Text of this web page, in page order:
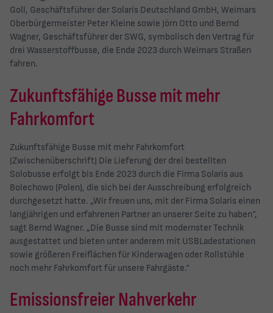
Goll, Geschäftsführer der Solaris Deutschland GmbH, Weimars
Oberbürgermeister Peter Kleine sowie Jörn Otto und Bernd
Wagner, Geschäftsführer der SWG, symbolisch den Vertrag für
drei Wasserstoffbusse, die Ende 2023 durch Weimars Straßen
fahren.
Zukunftsfähige Busse mit mehr
Fahrkomfort
Zukunftsfähige Busse mit mehr Fahrkomfort
(Zwischenüberschrift) Die Lieferung der drei bestellten
Solobusse erfolgt bis Ende 2023 durch die Firma Solaris aus
Bolechowo (Polen), die sich bei der Ausschreibung erfolgreich
durchgesetzt hatte. „Wir freuen uns, mit der Firma Solaris einen
langjährigen und erfahrenen Partner an unserer Seite zu haben“,
sagt Bernd Wagner. „Die Busse sind mit modernster Technik
ausgestattet und bieten unter anderem mit USBLadestationen
sowie größeren Freiflächen für Kinderwagen oder Rollstühle
noch mehr Fahrkomfort für unsere Fahrgäste.“
Emissionsfreier Nahverkehr